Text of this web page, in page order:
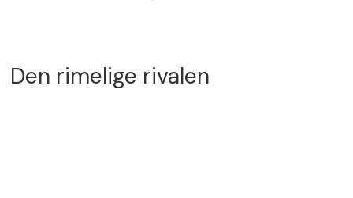
Den rimelige rivalen